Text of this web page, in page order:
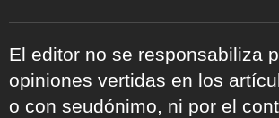
El editor no se responsabiliza
opiniones vertidas en los
o con seudónimo, ni por el